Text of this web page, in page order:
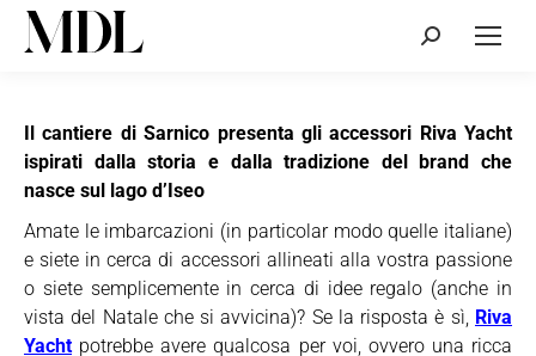
Cerca:
Il cantiere di Sarnico presenta gli accessori Riva Yacht
ispirati dalla storia e dalla tradizione del brand che
nasce sul lago d’Iseo
Amate le imbarcazioni (in particolar modo quelle italiane)
e siete in cerca di accessori allineati alla vostra passione
o siete semplicemente in cerca di idee regalo (anche in
vista del Natale che si avvicina)? Se la risposta è sì, Riva
Yachtpotrebbe avere qualcosa per voi, ovvero una ricca